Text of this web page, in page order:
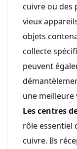
cuivre ou des
vieux
objets
collecte
peuvent
une meilleure
Les centres
rôle essentiel
cuivre. Ils